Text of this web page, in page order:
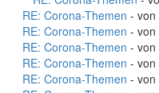
RE: Corona-Themen - von
RE: Corona-Themen - von
RE: Corona-Themen - von
RE: Corona-Themen - von
RE: Corona-Themen - von